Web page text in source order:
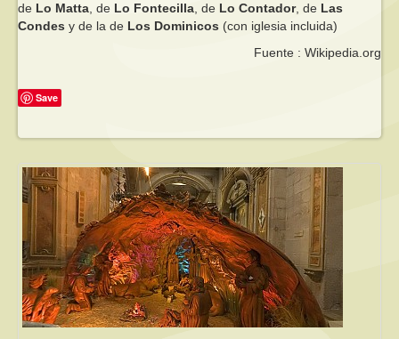
de Lo Matta, de Lo Fontecilla, de Lo Contador, de Las
Condes y de la de Los Dominicos (con iglesia incluida)
Fuente : Wikipedia.org
Save